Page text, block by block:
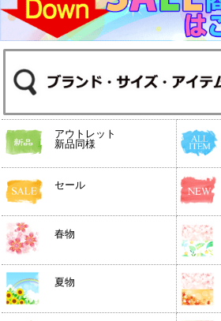
アウトレット
新品同様
セール
春物
夏物